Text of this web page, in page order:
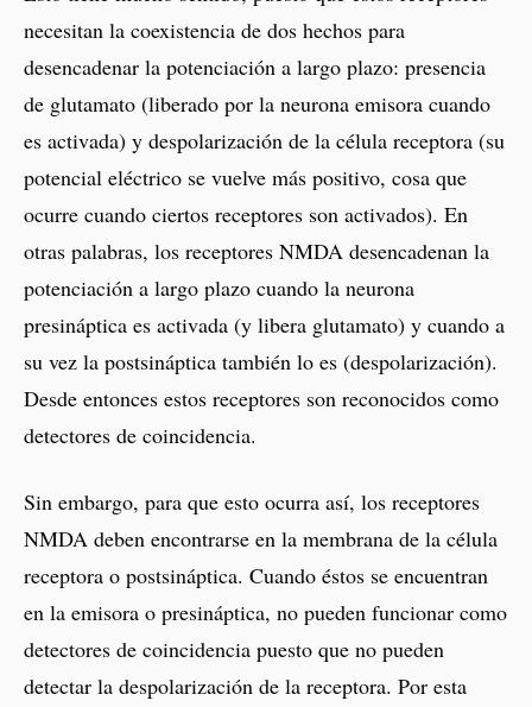
necesitan la coexistencia de dos hechos para
desencadenar la potenciación a largo plazo: presencia
de glutamato (liberado por la neurona emisora cuando
es activada) y despolarización de la célula receptora (su
potencial eléctrico se vuelve más positivo, cosa que
ocurre cuando ciertos receptores son activados). En
otras palabras, los receptores NMDA desencadenan la
potenciación a largo plazo cuando la neurona
presináptica es activada (y libera glutamato) y cuando a
su vez la postsináptica también lo es (despolarización).
Desde entonces estos receptores son reconocidos como
detectores de coincidencia.
Sin embargo, para que esto ocurra así, los receptores
NMDA deben encontrarse en la membrana de la célula
receptora o postsináptica. Cuando éstos se encuentran
en la emisora o presináptica, no pueden funcionar como
detectores de coincidencia puesto que no pueden
detectar la despolarización de la receptora. Por esta